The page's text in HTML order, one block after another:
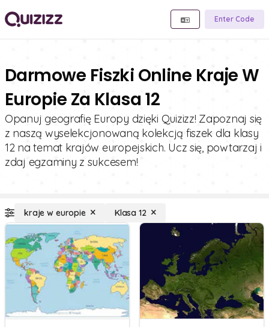
Enter Code
Darmowe Fiszki Online Kraje W
Europie Za Klasa 12
Opanuj geografię Europy dzięki Quizizz! Zapoznaj się
z naszą wyselekcjonowaną kolekcją fiszek dla klasy
12 na temat krajów europejskich. Ucz się, powtarzaj i
zdaj egzaminy z sukcesem!
kraje w europie Klasa 12